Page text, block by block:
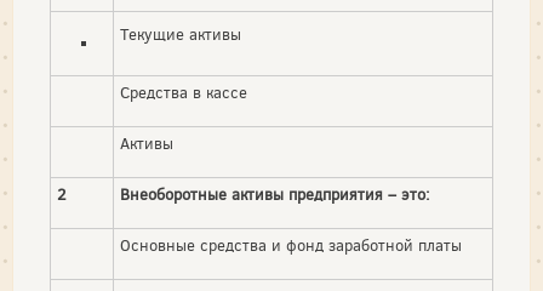
Текущие активы
Средства в кассе
Активы
2 Внеоборотные активы предприятия – это:
Основные средства и фонд заработной платы